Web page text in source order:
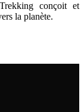
conçoit et
la planète.